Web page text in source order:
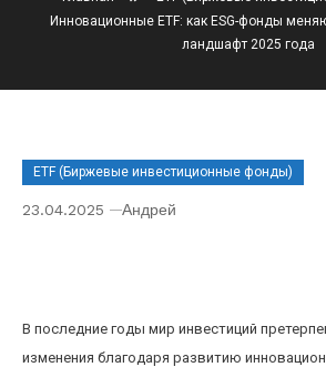
Инновационные ETF: как ESG-фонды
ландшафт 2025 года
ETF (Биржевые инвестиционные фонды)
23.04.2025 Андрей
В последние годы мир инвестиций
изменения благодаря развитию